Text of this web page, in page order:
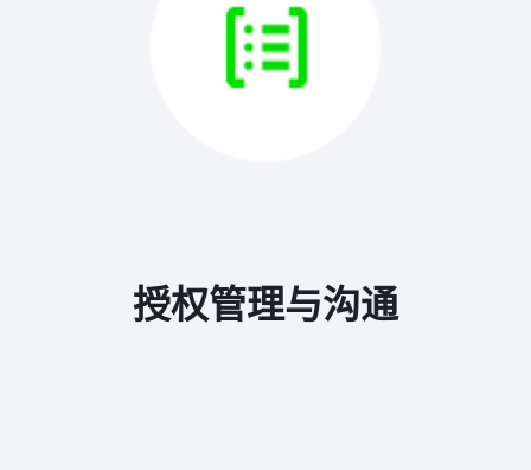
授权管理与沟通